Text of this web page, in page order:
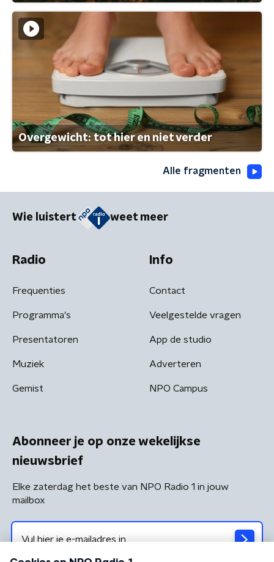
Overgewicht: tot hier en niet verder
Alle fragmenten
Wie luistert weet meer
Radio
Frequenties
Programma's
Presentatoren
Muziek
Gemist
Info
Contact
Veelgestelde vragen
App de studio
Adverteren
NPO Campus
Abonneer je op onze wekelijkse
nieuwsbrief
Elke zaterdag het beste van NPO Radio 1 in jouw
mailbox